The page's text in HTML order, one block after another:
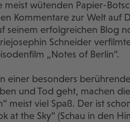
meist wütenden Papier-
Kommentare zur Welt auf
seinem erfolgreichen Blog
Schneider
„Notes of Berlin“.
einer besonders
und Tod geht, machen
meist viel Spaß. Der ist
at the Sky“ (Schau in den